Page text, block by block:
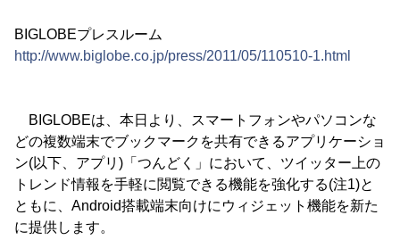
BIGLOBEプレスルーム
http://www.biglobe.co.jp/press/2011/05/110510-1.html
BIGLOBEは、本日より、スマートフォンやパソコンな
どの複数端末でブックマークを共有できるアプリケーショ
ン(以下、アプリ)「つんどく」において、ツイッター上の
トレンド情報を手軽に閲覧できる機能を強化する(注1)と
ともに、Android搭載端末向けにウィジェット機能を新た
に提供します。